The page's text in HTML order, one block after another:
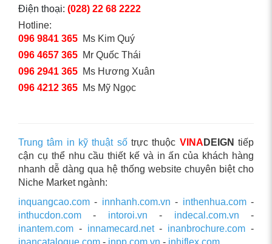
Điện thoại: (028) 22 68 2222
Hotline:
096 9841 365 Ms Kim Quý
096 4657 365 Mr Quốc Thái
096 2941 365 Ms Hương Xuân
096 4212 365 Ms Mỹ Ngọc
Trung tâm in kỹ thuật sốtrực thuộc VINA DEIGN tiếp
cận cụ thể nhu cầu thiết kế và in ấn của khách hàng
nhanh dễ dàng qua hệ thống website chuyên biệt cho
Niche Market ngành:
inquangcao.com - innhanh.com.vn - inthenhua.com-
inthucdon.com - intoroi.vn - indecal.com.vn -
inantem.com - innamecard.net- inanbrochure.com -
inancatalogue.com - inpp.com.vn - inhiflex.com